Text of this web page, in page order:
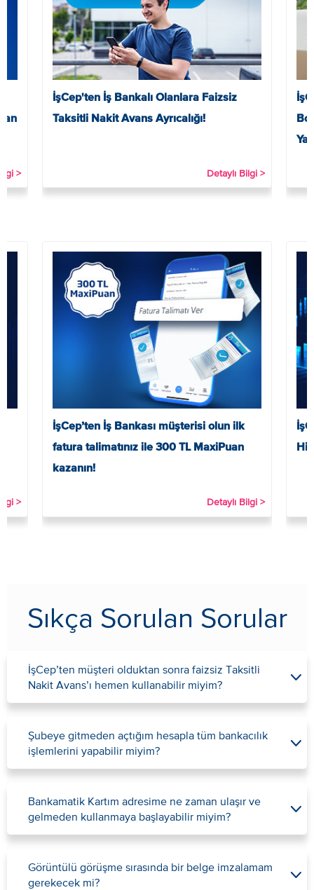
>
İşCep'ten İş Bankalı Olanlara Faizsiz
Taksitli Nakit Avans Ayrıcalığı!
Detaylı Bilgi >
>
İşCep’ten İş Bankası müşterisi olun ilk
fatura talimatınız ile 300 TL MaxiPuan
kazanın!
Detaylı Bilgi >
Sıkça Sorulan Sorular
İşCep’ten müşteri olduktan sonra faizsiz Taksitli
Nakit Avans’ı hemen kullanabilir miyim?
Şubeye gitmeden açtığım hesapla tüm bankacılık
işlemlerini yapabilir miyim?
​Bankamatik Kartım adresime ne zaman ulaşır ve
gelmeden kullanmaya başlayabilir miyim?
Görüntülü görüşme sırasında bir belge imzalamam
gerekecek mi?